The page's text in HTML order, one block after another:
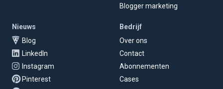
Blogger marketing
Nieuws
Blog
LinkedIn
Instagram
Pinterest
Bedrijf
Over ons
Contact
Abonnementen
Cases